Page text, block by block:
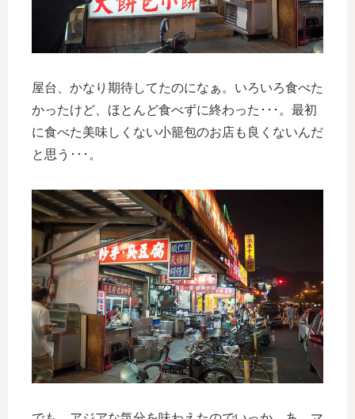
屋台、かなり期待してたのになぁ。いろいろ食べた
かったけど、ほとんど食べずに終わった･･･。最初
に食べた美味しくない小籠包のお店も良くないんだ
と思う･･･。